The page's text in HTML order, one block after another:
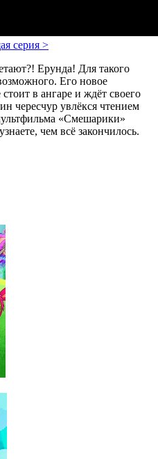
серия >
Ерунда! Для такого
Его новое
в ангаре и ждёт своего
чересчур увлёкся чтением
«Смешарики»
чем всё закончилось.